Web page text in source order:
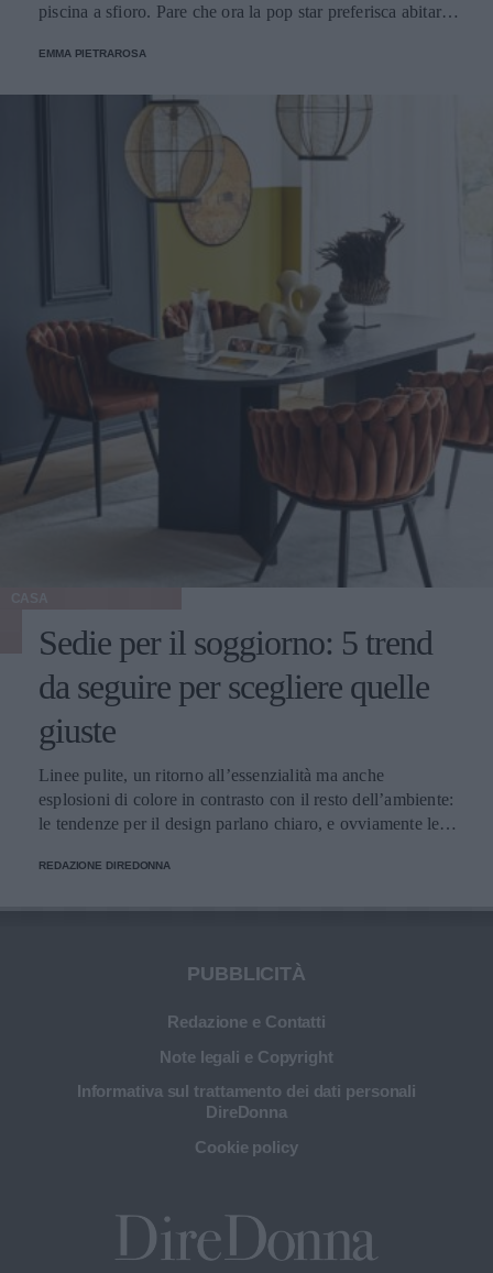
piscina a sfioro. Pare che ora la pop star preferisca abitare
quartiere.
EMMA PIETRAROSA
Sedie per il soggiorno: 5 trend
da seguire per scegliere quelle
giuste
Linee pulite, un ritorno all’essenzialità ma anche
esplosioni di colore in contrasto con il resto dell’ambiente:
le tendenze per il design parlano chiaro, e ovviamente le
adatte allo spazio e allo stile del soggiorno?
REDAZIONE DIREDONNA
PUBBLICITÀ
Redazione e Contatti
Note legali e Copyright
Informativa sul trattamento dei dati personali
DireDonna
Cookie policy